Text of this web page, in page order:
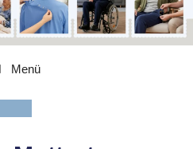
Menü